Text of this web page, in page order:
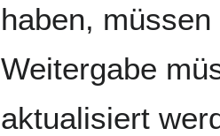
haben,
Weitergabe
aktualisiert